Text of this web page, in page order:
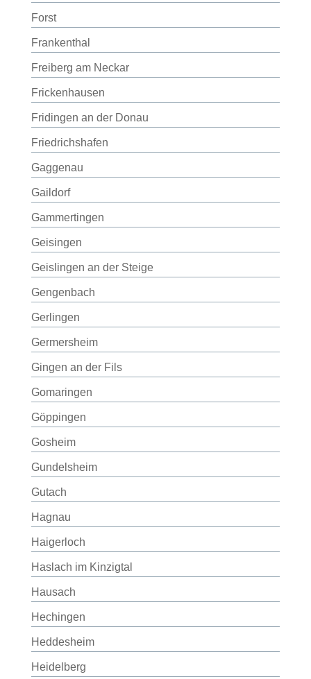
Forst
Frankenthal
Freiberg am Neckar
Frickenhausen
Fridingen an der Donau
Friedrichshafen
Gaggenau
Gaildorf
Gammertingen
Geisingen
Geislingen an der Steige
Gengenbach
Gerlingen
Germersheim
Gingen an der Fils
Gomaringen
Göppingen
Gosheim
Gundelsheim
Gutach
Hagnau
Haigerloch
Haslach im Kinzigtal
Hausach
Hechingen
Heddesheim
Heidelberg